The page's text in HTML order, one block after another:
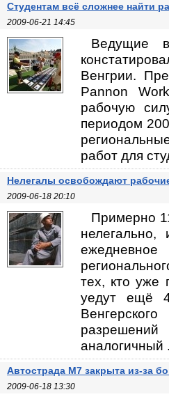
Студентам всё сложнее найти
2009-06-21 14:45
Ведущие
Венгрии.
Pannon
рабочую
периодом
работ для
Нелегалы освобождают
2009-06-18 20:10
Примерно
нелегально,
тех, кто уже
уедут ещё
аналогичный
Автострада М7 закрыта из-за
2009-06-18 13:30